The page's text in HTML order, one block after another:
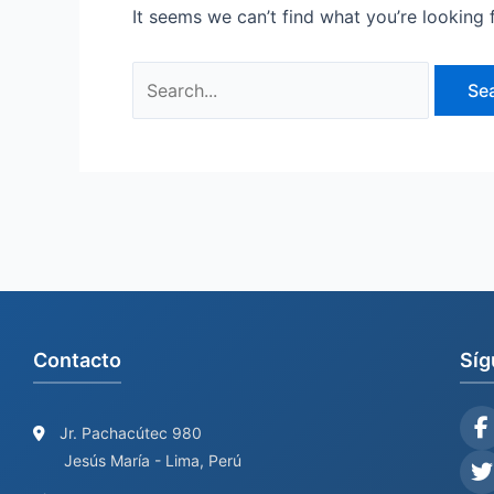
It seems we can’t find what you’re
Contacto
Jr. Pachacútec 980
Jesús María - Lima, Perú